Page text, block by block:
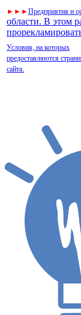
► ► ►Предприятия и
области. В этом
Условия, на которых
предоставляются
сайта.